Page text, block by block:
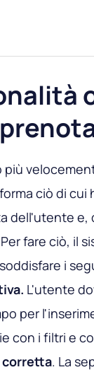
più
ciò di
dell'utente
fare ciò, il
i
L'utente
per
con i filtri e
corretta. La